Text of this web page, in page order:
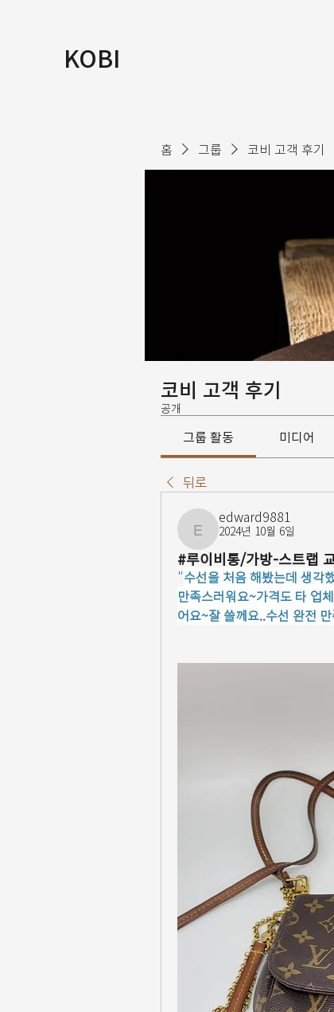
KOBI
홈 그룹 코비 고객 후기
코비 고객 후기
공개
그룹 활동 미디어
뒤로
edward9881
edward9881
2024년 10월 6일
#루이비통/가방-스트랩
"수선을 처음 해봤는데 생각
만족스러워요~가격도 타 업
어요~잘 쓸께요..수선 완전